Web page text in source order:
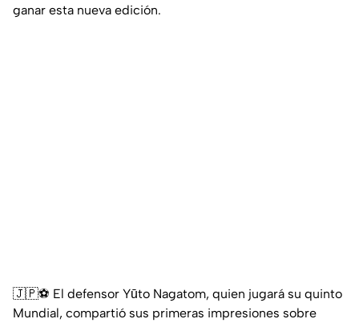
ganar esta nueva edición.
🇯🇵⚽ El defensor Yūto Nagatom, quien jugará su quinto
Mundial, compartió sus primeras impresiones sobre